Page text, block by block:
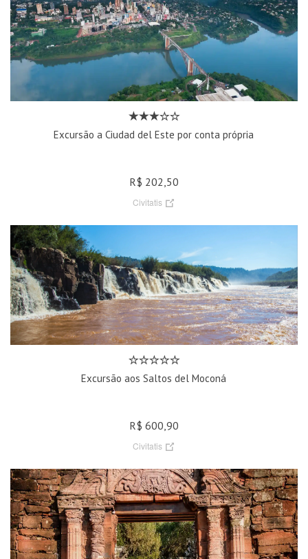
Excursão a Ciudad del Este por conta própria
R$ 202,50
Civitatis
Excursão aos Saltos del Moconá
R$ 600,90
Civitatis